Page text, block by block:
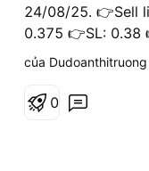
24/08/25. 👉Sell
0.375 👉SL: 0.38
0.35 ⭐️ Khuyến
của Dudoanthitruong
0